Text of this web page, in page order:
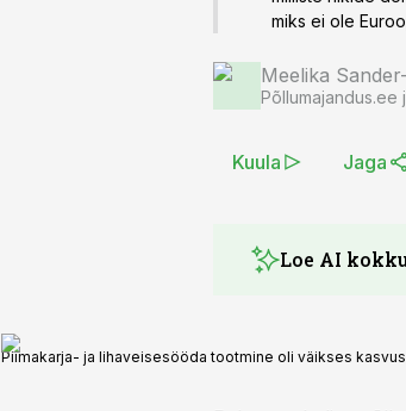
miks ei ole
Meelika
Põllumajandus.ee
Kuula Jaga
Loe AI
Piimakarja- ja lihaveisesööda tootmine oli väikses